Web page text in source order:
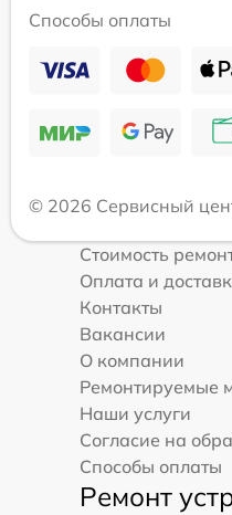
Способы оплаты
© 2026 Сервисный
Стоимость
Оплата и
Контакты
Вакансии
О компании
Ремонтируемые
Наши услуги
Согласие на
Способы оплаты
Ремонт